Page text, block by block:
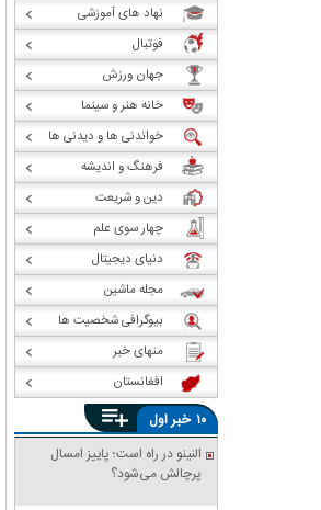
نهاد های آموزشی
فوتبال
جهان ورزش
خانه هنر و سینما
خواندنی ها و دیدنی ها
فرهنگ و اندیشه
دین و شریعت
چهار سوی علم
دنیای دیجیتال
مجله ماشین
بیوگرافی شخصیت ها
منهای خبر
افغانستان
۱۰ خبراول
النینو در راه است؛ پاییز امسال
پرچالش می‌شود؟